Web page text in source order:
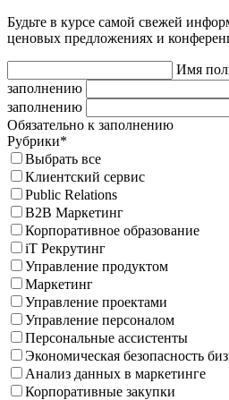
Будьте в курсе самой свежей
ценовых предложениях и
Имя
заполнению
заполнению
Обязательно к заполнению
Рубрики*
Выбрать все
Клиентский сервис
Public Relations
B2B Маркетинг
Корпоративное образование
iT Рекрутинг
Управление продуктом
Маркетинг
Управление проектами
Управление персоналом
Персональные ассистенты
Экономическая безопасность
Анализ данных в маркетинге
Корпоративные закупки